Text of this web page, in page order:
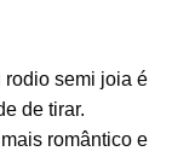
rodio semi joia é
de tirar.
romântico e